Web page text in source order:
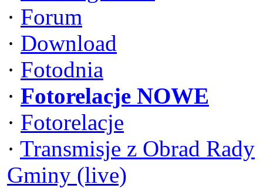
· Forum
· Download
· Fotodnia
· Fotorelacje NOWE
· Fotorelacje
· Transmisje z Obrad Rady
Gminy (live)